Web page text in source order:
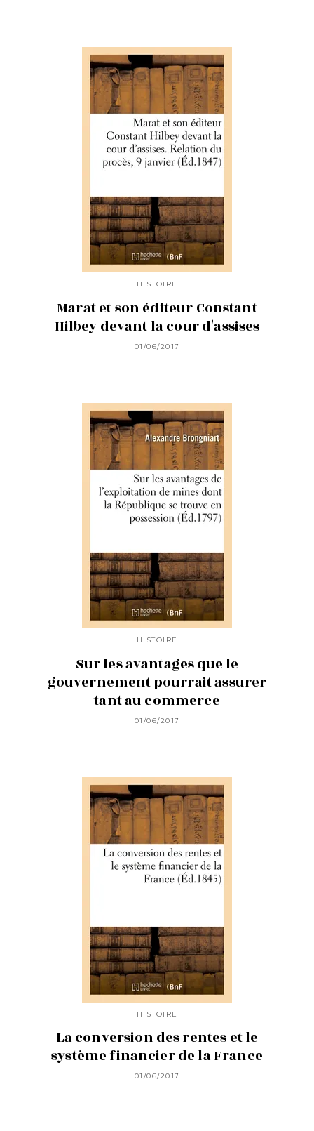
HISTOIRE
Marat et son éditeur Constant
Hilbey devant la cour d'assises
01/06/2017
HISTOIRE
Sur les avantages que le
gouvernement pourrait assurer
tant au commerce
01/06/2017
HISTOIRE
La conversion des rentes et le
système financier de la France
01/06/2017